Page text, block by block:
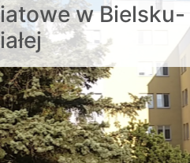
w Bielsku-